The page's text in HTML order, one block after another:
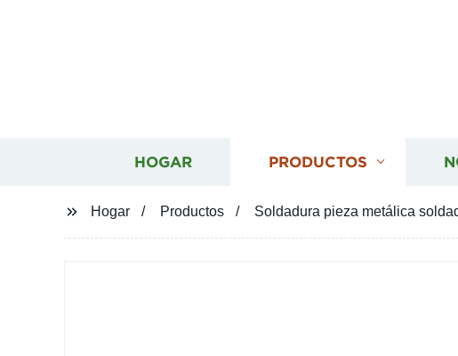
HOGAR PRODUCTOS
Hogar Productos Soldadura pieza metálica